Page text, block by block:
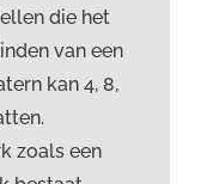
die het
van een
kan 4, 8,
zoals een